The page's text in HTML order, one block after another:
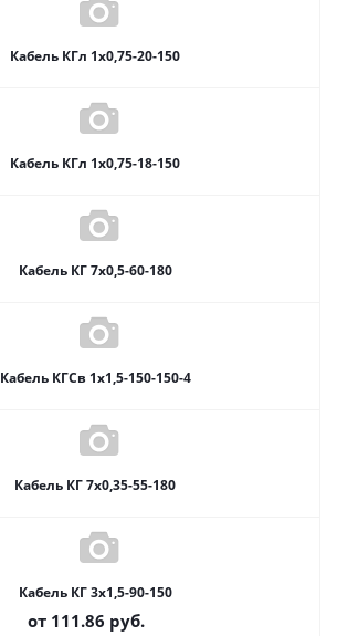
Кабель КГл 1х0,75-20-150
Кабель КГл 1х0,75-18-150
Кабель КГ 7х0,5-60-180
Кабель КГСв 1х1,5-150-150-4
Кабель КГ 7х0,35-55-180
Кабель КГ 3х1,5-90-150
от 111.86 руб.